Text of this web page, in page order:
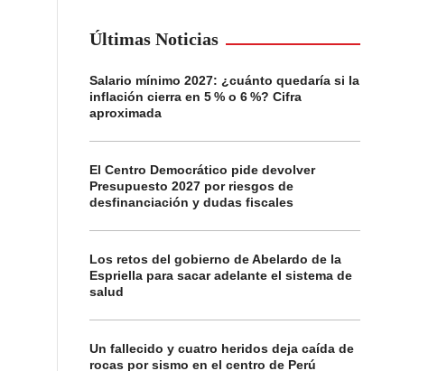
Últimas Noticias
Salario mínimo 2027: ¿cuánto quedaría si la
inflación cierra en 5 % o 6 %? Cifra
aproximada
El Centro Democrático pide devolver
Presupuesto 2027 por riesgos de
desfinanciación y dudas fiscales
Los retos del gobierno de Abelardo de la
Espriella para sacar adelante el sistema de
salud
Un fallecido y cuatro heridos deja caída de
rocas por sismo en el centro de Perú